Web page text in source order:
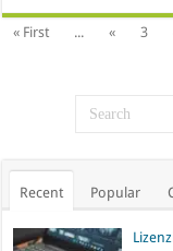
« First ... « 3
Recent Popular